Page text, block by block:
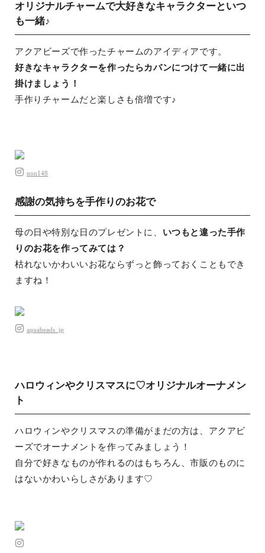
オリジナルチャームで大好きなキャラクターといつ
も一緒♪
アクアビーズで作ったチャームのアイディアです。
好きなキャラクターを作ったらカバンにつけて一緒に出
掛けましょう！
手作りチャームだと楽しさも倍増です♪
non148
感謝の気持ちを手作りのお花で
母の日や特別な日のプレゼントに、 いつもと違った手作
りのお花を作ってみては？
枯れないかわいいお花ならずっと飾っておくこともでき
ますね！
aquabeads_jp
ハロウィンやクリスマスに♡オリジナルオーナメン
ト
ハロウィンやクリスマスの準備がまだの方は、アクアビ
ーズでオーナメントを作ってみましょう！
自分で好きなものが作れるのはもちろん、市販のものに
はないかわいらしさがあります♡